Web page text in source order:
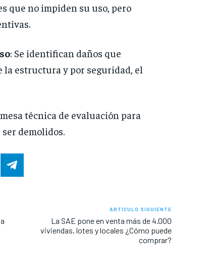
que no impiden su uso, pero
: Se identifican daños que
estructura y por seguridad, el
técnica de evaluación para
demolidos.
ARTÍCULO SIGUIENTE
La SAE pone en venta más de 4.000
viviendas, lotes y locales ¿Cómo puede
comprar?